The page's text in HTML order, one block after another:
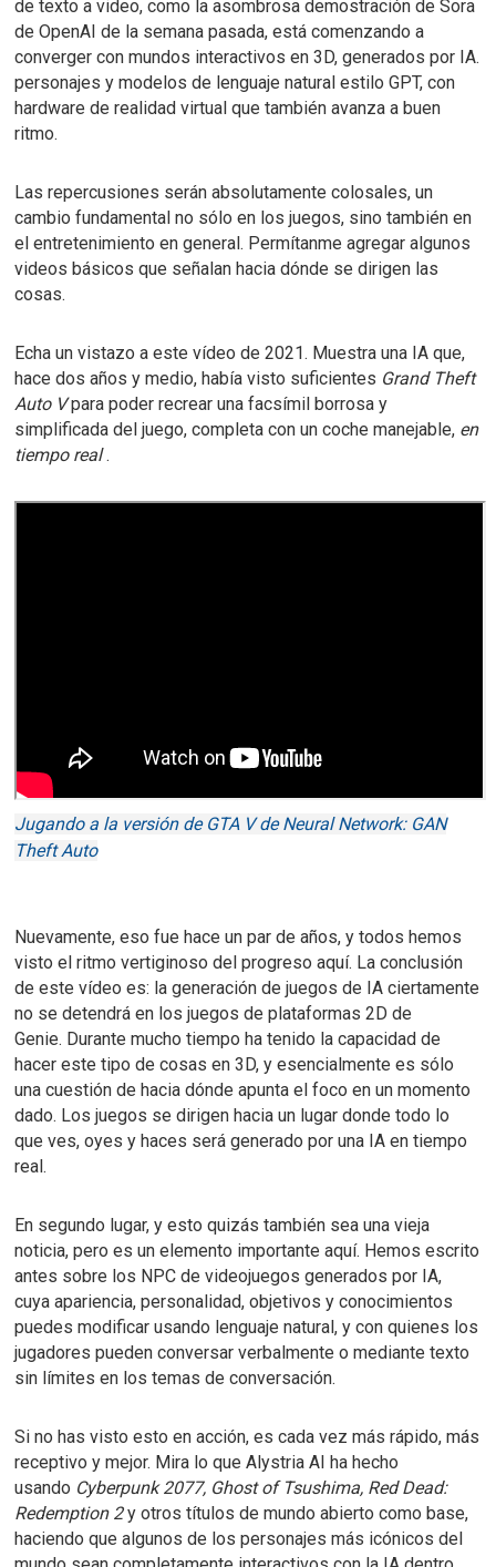
de texto a video, como laasombrosa demostración de Sora
de OpenAI de la semana pasada, está comenzando a
converger con mundos interactivos en 3D, generados por IA.
personajes y modelos de lenguaje natural estilo GPT, con
hardware de realidad virtual que también avanza a buen
ritmo.
Las repercusiones serán absolutamente colosales, un
cambio fundamental no sólo en los juegos, sino también en
el entretenimiento en general. Permítanme agregar algunos
videos básicos que señalan hacia dónde se dirigen las
cosas.
Echa un vistazo a este vídeo de 2021. Muestra una IA que,
hace dos años y medio, había visto suficientes Grand Theft
Auto Vpara poder recrear una facsímil borrosa y
simplificada del juego, completa con un coche manejable, en
tiempo real.
Jugando a la versión de GTA V de Neural Network: GAN
Theft Auto
Nuevamente, eso fue hace un par de años, y todos hemos
visto el ritmo vertiginoso del progreso aquí. La conclusión
de este vídeo es: la generación de juegos de IA ciertamente
no se detendrá en los juegos de plataformas 2D de
Genie. Durante mucho tiempo ha tenido la capacidad de
hacer este tipo de cosas en 3D, y esencialmente es sólo
una cuestión de hacia dónde apunta el foco en un momento
dado. Los juegos se dirigen hacia un lugar donde todo lo
que ves, oyes y haces será generado por una IA en tiempo
real.
En segundo lugar, y esto quizás también sea una vieja
noticia, pero es un elemento importante aquí. Hemos escrito
antes sobre los NPC de videojuegos generados por IA,
cuya apariencia, personalidad, objetivos y conocimientos
puedes modificar usando lenguaje natural, y con quienes los
jugadores pueden conversar verbalmente o mediante texto
sin límites en los temas de conversación.
Si no has visto esto en acción, es cada vez más rápido, más
receptivo y mejor. Mira lo que Alystria AI ha hecho
usando Cyberpunk 2077, Ghost of Tsushima, Red Dead:
Redemption 2y otros títulos de mundo abierto como base,
haciendo que algunos de los personajes más icónicos del